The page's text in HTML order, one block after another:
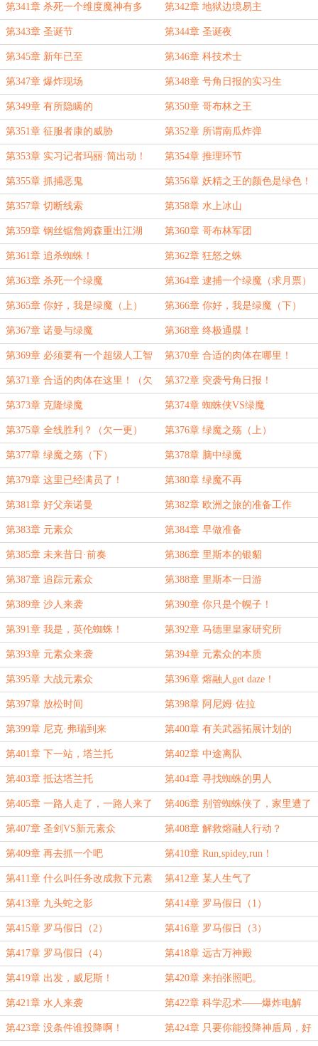
票）
第341章 杀死一个维度魔神有多
难？
第342章 地狱边境易主
第343章 圣诞节 第344章 圣诞夜
第345章 新年已至 第346章 科技术士
第347章 爆炸现场 第348章 号角日报的实习生
第349章 有所隐瞒的 第350章 哥布林之王
第351章 征服者康的威胁 第352章 所谓南瓜炸弹
第353章 实习记者玛丽·简出动！ 第354章 推理环节
第355章 抓捕恶鬼 第356章 妖精之王的颜色是绿色！
第357章 切断线索 第358章 水上冰山
第359章 钢丝锯詹姆森重出江湖 第360章 哥布林军团
第361章 追杀蜘蛛！ 第362章 狂怒之蛛
第363章 杀死一个绿魔 第364章 逮捕一个绿魔（求月票）
第365章 你好，我是绿魔（上） 第366章 你好，我是绿魔（下）
第367章 诺曼与绿魔 第368章 终极通牒！
第369章 必须要有一个超级人工智
能！
第370章 合适的肉体在哪里！
第371章 合适的肉体在这里！（欠
一更）
第372章 突袭号角日报！
第373章 克隆绿魔 第374章 蜘蛛侠VS绿魔
第375章 全线胜利？（欠一更） 第376章 绿魔之殇（上）
第377章 绿魔之殇（下） 第378章 脑中绿魔
第379章 这里已经满员了！ 第380章 绿魔不再
第381章 好父亲诺曼 第382章 欧洲之旅的准备工作
第383章 元素众 第384章 早做准备
第385章 未来昔日·前奏 第386章 里斯本的银貂
第387章 追踪元素众 第388章 里斯本一日游
第389章 沙人来袭 第390章 你只是个幌子！
第391章 我是，英伦蜘蛛！ 第392章 马德里皇家研究所
第393章 元素众来袭 第394章 元素众的本质
第395章 大战元素众 第396章 熔融人get daze！
第397章 放松时间 第398章 阿尼姆·佐拉
第399章 尼克·弗瑞到来 第400章 有关武器拓展计划的
第401章 下一站，塔兰托 第402章 中途离队
第403章 抵达塔兰托 第404章 寻找蜘蛛的男人
第405章 一路人走了，一路人来了 第406章 别管蜘蛛侠了，家里遭了
美国队长了！
第407章 圣剑VS新元素众 第408章 解救熔融人行动？
第409章 再去抓一个吧 第410章 Run,spidey,run！
第411章 什么叫任务改成救下元素
众？
第412章 某人生气了
第413章 九头蛇之影 第414章 罗马假日（1）
第415章 罗马假日（2） 第416章 罗马假日（3）
第417章 罗马假日（4） 第418章 远古万神殿
第419章 出发，威尼斯！ 第420章 来拍张照吧。
第421章 水人来袭 第422章 科学忍术——爆炸电解
水！
第423章 没条件谁投降啊！ 第424章 只要你能投降神盾局，好